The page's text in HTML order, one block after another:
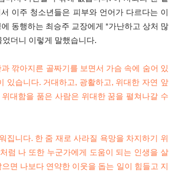
이주 청소년들은 피부와 언어가 다르다는 이
동행하는 최승주 교장에게 "가난하고 상처 많
더니 이렇게 말했습니다.
깎아지른 골짜기를 보면서 가슴 속에 숨어 있
있습니다. 거대하고, 광활하고, 위대한 자연 앞
대함을 품은 사람은 위대한 꿈을 펼쳐나갈 수
집니다. 한 줌 재로 사라질 욕망을 차지하기 위
럼 나 또한 누군가에게 도움이 되는 인생을 살
면 나보다 연약한 이웃을 돕는 일이 힘들고 지